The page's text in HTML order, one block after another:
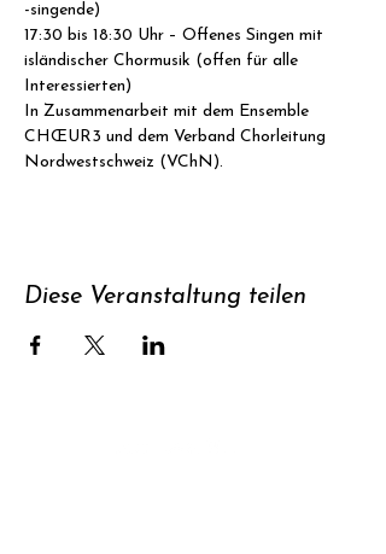
-singende)
17:30 bis 18:30 Uhr – Offenes Singen mit
isländischer Chormusik (offen für alle
Interessierten)
In Zusammenarbeit mit dem Ensemble
CHŒUR3 und dem Verband Chorleitung
Nordwestschweiz (VChN).
Diese Veranstaltung teilen